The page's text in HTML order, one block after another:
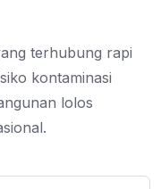
terhubung rapi
kontaminasi
lolos